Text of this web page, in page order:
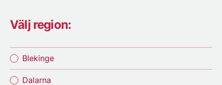
Välj region:
Blekinge
Dalarna